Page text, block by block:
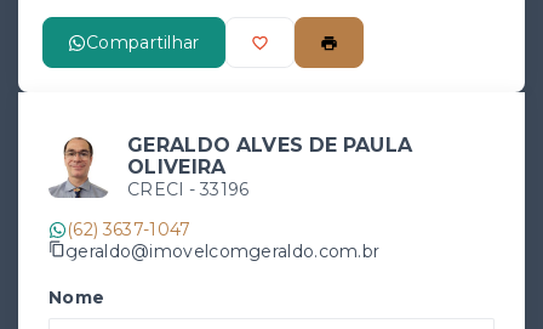
Compartilhar
GERALDO ALVES DE PAULA
OLIVEIRA
CRECI - 33196
(62) 3637-1047
geraldo@imovelcomgeraldo.com.br
Nome